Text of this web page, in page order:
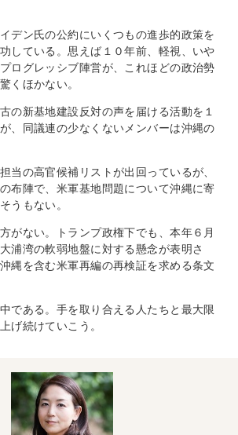
デン氏の公約にいくつもの進歩的政策を
している。思えば１０年前、軽視、いや
ログレッシブ陣営が、これほどの政治勢
くほかない。
の新基地建設反対の声を届ける活動を１
、同議連の少なくないメンバーは沖縄の
当の高官候補リストが出回っているが、
布陣で、米軍基地問題について沖縄に寄
うもない。
がない。トランプ政権下でも、本年６月
浦湾の軟弱地盤に対する懸念が表明さ
縄を含む米軍再編の再検証を求める条文
である。手を取り合える人たちと最大限
げ続けていこう。